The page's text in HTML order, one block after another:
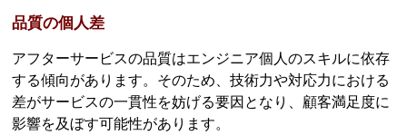
品質の個人差
アフターサービスの品質はエンジニア個人のスキルに依存
する傾向があります。そのため、技術力や対応力における
差がサービスの一貫性を妨げる要因となり、顧客満足度に
影響を及ぼす可能性があります。